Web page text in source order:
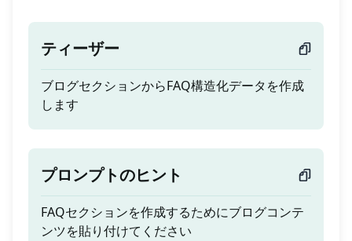
ティーザー
ブログセクションからFAQ構造化データを作成
します
プロンプトのヒント
FAQセクションを作成するためにブログコンテ
ンツを貼り付けてください